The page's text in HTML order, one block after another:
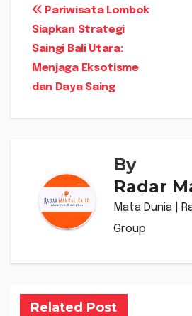
Navigasi
pos
Pariwisata Lombok
Siapkan Strategi
Saingi Bali Utara:
Menjaga Eksotisme
dan Daya Saing
By
Radar
Mata Dunia |
Group
Related Post